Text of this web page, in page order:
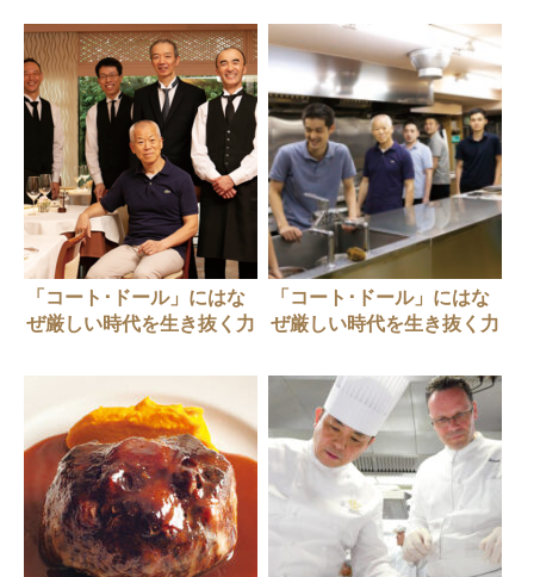
「コート･ドール」にはな
ぜ厳しい時代を生き抜く力
「コート･ドール」にはな
ぜ厳しい時代を生き抜く力